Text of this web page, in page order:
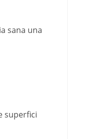
sana una
superfici